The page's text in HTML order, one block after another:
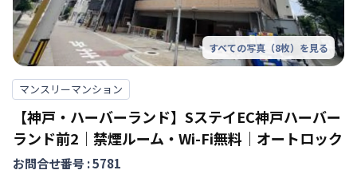
すべての写真（8枚）を見る
マンスリーマンション
【神戸・ハーバーランド】SステイEC神戸ハーバー
ランド前2｜禁煙ルーム・Wi-Fi無料｜オートロック
お問合せ番号 :5781